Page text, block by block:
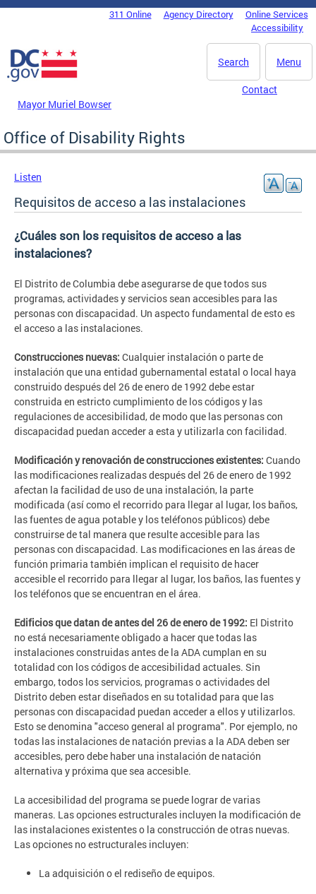
Skip to main content
DC Agency Top Menu311 Online Agency Directory
Online Services
Accessibility
Menu
Search
Mayor Muriel Bowser
Contact
Office of Disability Rights
Listen
Requisitos de acceso a las instalaciones
¿Cuáles son los requisitos de acceso a las
instalaciones?
El Distrito de Columbia debe asegurarse de que todos sus
programas, actividades y servicios sean accesibles para las
personas con discapacidad. Un aspecto fundamental de esto es
el acceso a las instalaciones.
Construcciones nuevas: Cualquier instalación o parte de
instalación que una entidad gubernamental estatal o local haya
construido después del 26 de enero de 1992 debe estar
construida en estricto cumplimiento de los códigos y las
regulaciones de accesibilidad, de modo que las personas con
discapacidad puedan acceder a esta y utilizarla con facilidad.
Modificación y renovación de construcciones existentes: Cuando
las modificaciones realizadas después del 26 de enero de 1992
afectan la facilidad de uso de una instalación, la parte
modificada (así como el recorrido para llegar al lugar, los baños,
las fuentes de agua potable y los teléfonos públicos) debe
construirse de tal manera que resulte accesible para las
personas con discapacidad. Las modificaciones en las áreas de
función primaria también implican el requisito de hacer
accesible el recorrido para llegar al lugar, los baños, las fuentes y
los teléfonos que se encuentran en el área.
Edificios que datan de antes del 26 de enero de 1992: El Distrito
no está necesariamente obligado a hacer que todas las
instalaciones construidas antes de la ADA cumplan en su
totalidad con los códigos de accesibilidad actuales. Sin
embargo, todos los servicios, programas o actividades del
Distrito deben estar diseñados en su totalidad para que las
personas con discapacidad puedan acceder a ellos y utilizarlos.
Esto se denomina "acceso general al programa". Por ejemplo, no
todas las instalaciones de natación previas a la ADA deben ser
accesibles, pero debe haber una instalación de natación
alternativa y próxima que sea accesible.
La accesibilidad del programa se puede lograr de varias
maneras. Las opciones estructurales incluyen la modificación de
las instalaciones existentes o la construcción de otras nuevas.
Las opciones no estructurales incluyen:
La adquisición o el rediseño de equipos.